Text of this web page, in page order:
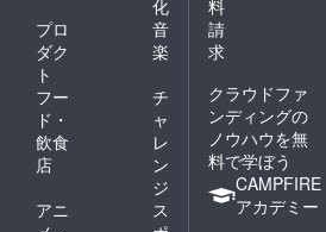
化
プロ
ダク
ト
音
楽
フー
ド・
飲食
店
チ
ャ
レ
ン
ジ
アニ
ス
料
請
求
クラウドファ
ンディングの
ノウハウを無
料で学ぼう
CAMPFIRE
アカデミー